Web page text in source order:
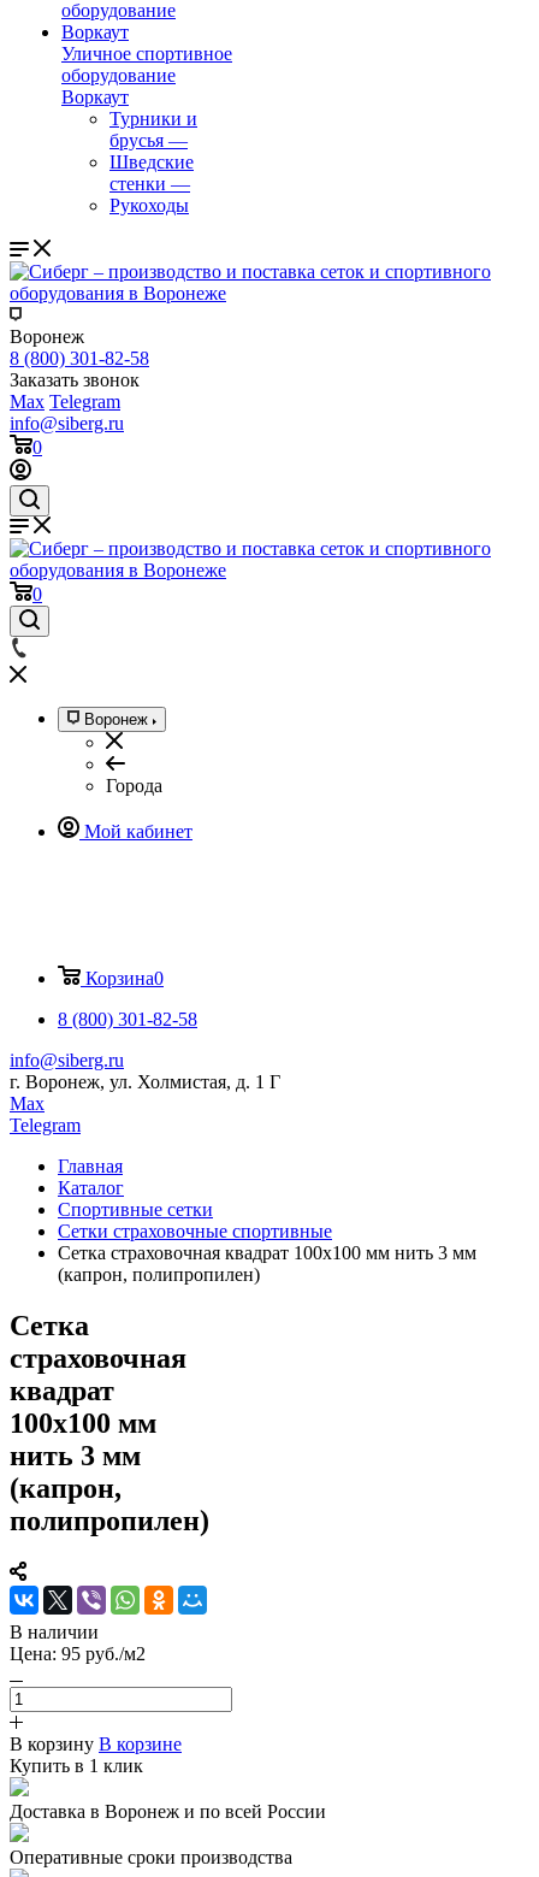
Уличное спортивное
оборудование
Воркаут
Турники и
брусья —
Шведские
стенки —
Рукоходы
Воронеж
8 (800) 301-82-58
Заказать звонок
Max Telegram
info@siberg.ru
0
0
Воронеж
Города
Мой кабинет
Корзина0
8 (800) 301-82-58
info@siberg.ru
г. Воронеж, ул. Холмистая, д. 1 Г
Max
Telegram
Главная
Каталог
Спортивные сетки
Сетки страховочные спортивные
Сетка страховочная квадрат 100х100 мм нить 3 мм
(капрон, полипропилен)
Сетка
страховочная
квадрат
100х100 мм
нить 3 мм
(капрон,
полипропилен)
В наличии
Цена: 95 руб./м2
В корзину В корзине
Купить в 1 клик
Доставка в Воронеж и по всей России
Оперативные сроки производства